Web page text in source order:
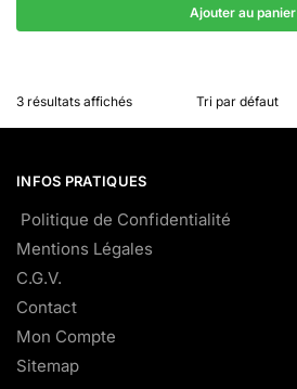
Ajouter au panier
3 résultats affichés
INFOS PRATIQUES
Politique de Confidentialité
Mentions Légales
C.G.V.
Contact
Mon Compte
Sitemap